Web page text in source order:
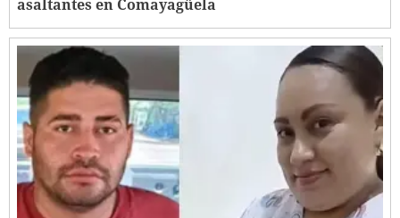
asaltantes en Comayagüela